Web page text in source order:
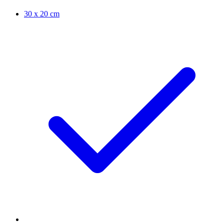
30 x 20 cm